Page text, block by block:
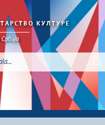
КУЛТУРЕ
Србијa